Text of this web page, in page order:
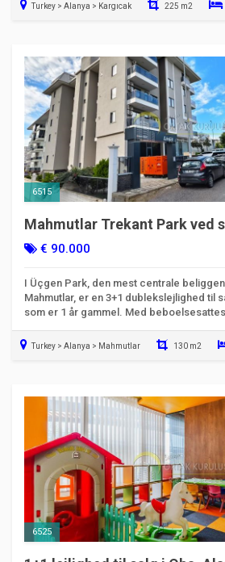
Turkey > Alanya > Kargıcak 225 m2
6515
Mahmutlar Trekant Park ved
duplex til salg | Liva 4
€ 90.000
I Üçgen Park, den mest centrale
Mahmutlar, er en 3+1 dublekslejlighed til
som er 1 år gammel. Med
Turkey > Alanya > Mahmutlar 130 m2
6525